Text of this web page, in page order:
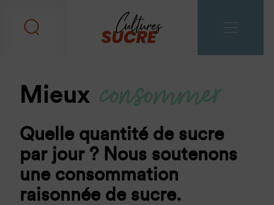
Mieux consommer
Quelle quantité de sucre
par jour ? Nous soutenons
une consommation
raisonnée de sucre.